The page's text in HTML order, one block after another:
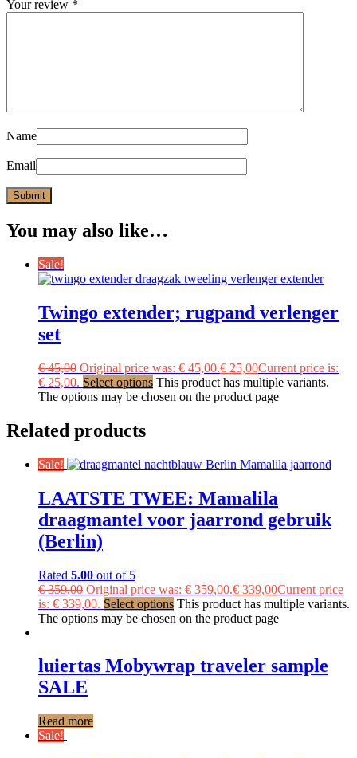
Your review *
Name
Email
You may also like…
Sale!
Twingo extender; rugpand verlenger
set
€45,00 Original price was: € 45,00.€ 25,00Current price is:
€ 25,00. Select options This product has multiple variants.
The options may be chosen on the product page
Related products
Sale!
LAATSTE TWEE: Mamalila
draagmantel voor jaarrond gebruik
(Berlin)
Rated 5.00 out of 5
€359,00 Original price was: € 359,00.€ 339,00Current price
is: € 339,00. Select options This product has multiple variants.
The options may be chosen on the product page
luiertas Mobywrap traveler sample
SALE
Read more
Sale!